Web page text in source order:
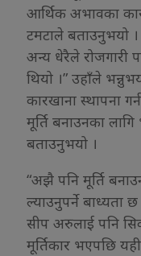
आर्थिक अभावका
टमटाले बताउनुभयो ।
अन्य धेरैले रोजगारी
थियो ।” उहाँले
कारखाना स्थापना
मूर्ति बनाउनका
बताउनुभयो ।
“अझै पनि मूर्ति
ल्याउनुपर्ने बाध्यता
सीप अरुलाई पनि
मूर्तिकार भएपछि